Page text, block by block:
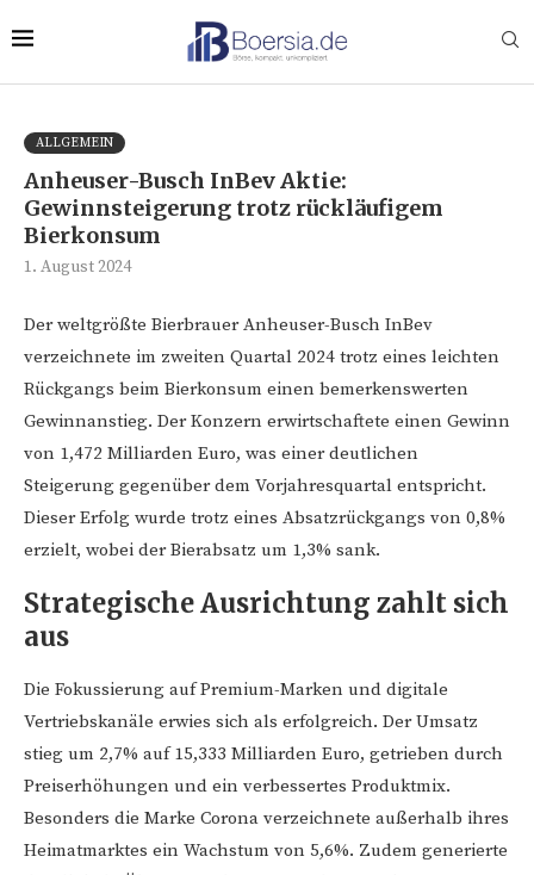
ALLGEMEIN
Anheuser-Busch InBev Aktie:
Gewinnsteigerung trotz rückläufigem
Bierkonsum
1. August 2024
Der weltgrößte Bierbrauer Anheuser-Busch InBev
verzeichnete im zweiten Quartal 2024 trotz eines leichten
Rückgangs beim Bierkonsum einen bemerkenswerten
Gewinnanstieg. Der Konzern erwirtschaftete einen Gewinn
von 1,472 Milliarden Euro, was einer deutlichen
Steigerung gegenüber dem Vorjahresquartal entspricht.
Dieser Erfolg wurde trotz eines Absatzrückgangs von 0,8%
erzielt, wobei der Bierabsatz um 1,3% sank.
Strategische Ausrichtung zahlt sich
aus
Die Fokussierung auf Premium-Marken und digitale
Vertriebskanäle erwies sich als erfolgreich. Der Umsatz
stieg um 2,7% auf 15,333 Milliarden Euro, getrieben durch
Preiserhöhungen und ein verbessertes Produktmix.
Besonders die Marke Corona verzeichnete außerhalb ihres
Heimatmarktes ein Wachstum von 5,6%. Zudem generierte